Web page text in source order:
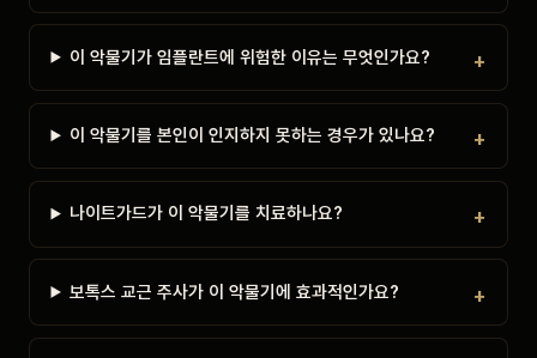
이 악물기가 임플란트에 위험한 이유는 무엇인가요?
이 악물기를 본인이 인지하지 못하는 경우가 있나요?
나이트가드가 이 악물기를 치료하나요?
보톡스 교근 주사가 이 악물기에 효과적인가요?